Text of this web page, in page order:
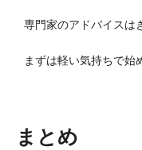
専門家のアドバイスは
まずは軽い気持ちで始
まとめ